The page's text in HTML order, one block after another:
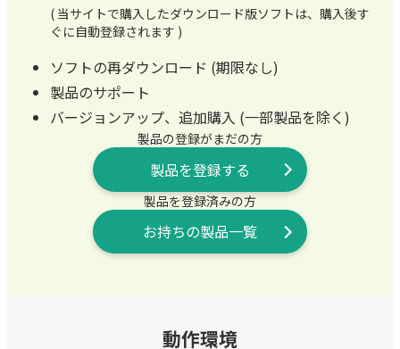
( 当サイトで購入したダウンロード版ソフトは、購入後す
ぐに自動登録されます )
ソフトの再ダウンロード (期限なし)
製品のサポート
バージョンアップ、追加購入 (一部製品を除く)
製品の登録がまだの方
製品を登録する
製品を登録済みの方
お持ちの製品一覧
動作環境